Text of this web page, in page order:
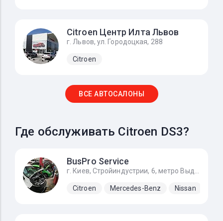
Citroen Центр Илта Львов
г. Львов, ул. Городоцкая, 288
Citroen
ВСЕ АВТОСАЛОНЫ
Где обслуживать Citroen DS3?
BusPro Service
Citroen Mercedes-Benz Nissan